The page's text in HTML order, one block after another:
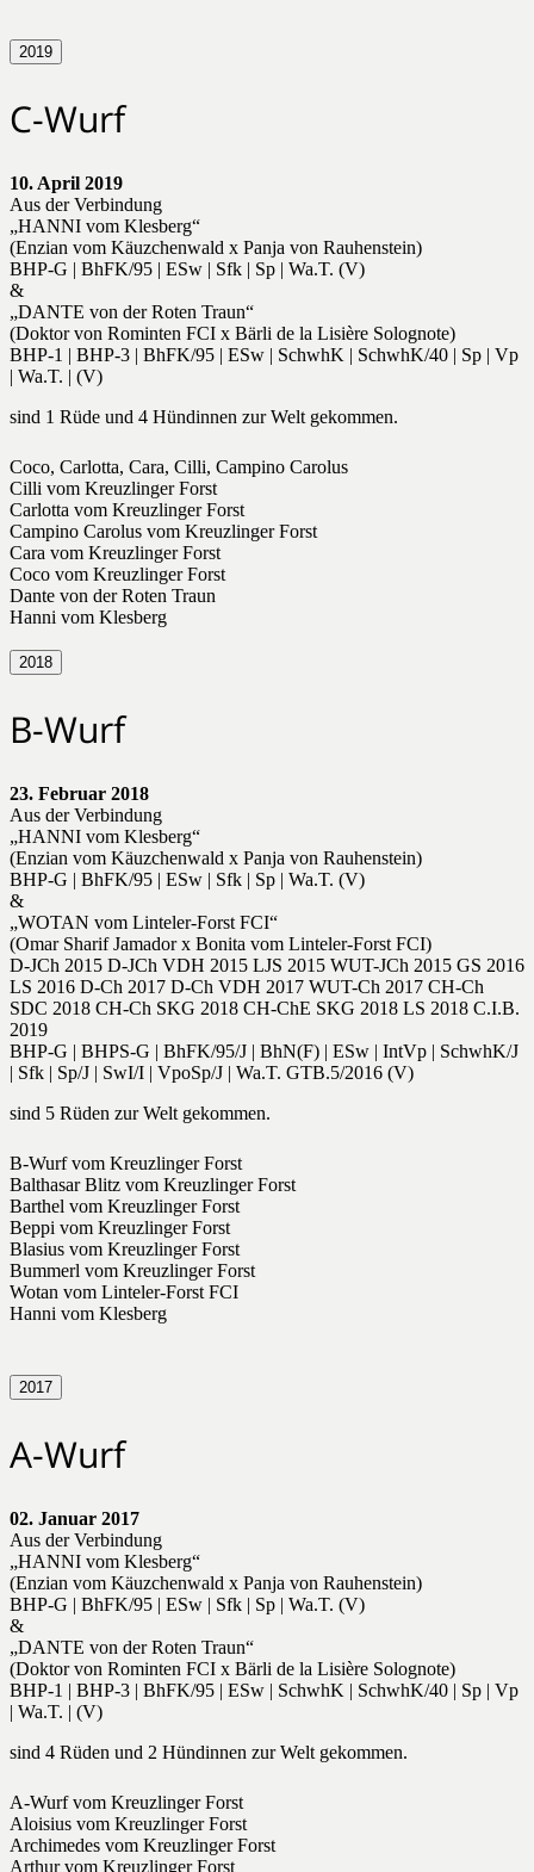
2019
C-Wurf
10. April 2019
Aus der Verbindung
„HANNI vom Klesberg“
(Enzian vom Käuzchenwald x Panja von Rauhenstein)
BHP-G | BhFK/95 | ESw | Sfk | Sp | Wa.T. (V)
&
„DANTE von der Roten Traun“
(Doktor von Rominten FCI x Bärli de la Lisière Solognote)
BHP-1 | BHP-3 | BhFK/95 | ESw | SchwhK | SchwhK/40 | Sp | Vp
| Wa.T. | (V)
sind 1 Rüde und 4 Hündinnen zur Welt gekommen.
Coco, Carlotta, Cara, Cilli, Campino Carolus
Cilli vom Kreuzlinger Forst
Carlotta vom Kreuzlinger Forst
Campino Carolus vom Kreuzlinger Forst
Cara vom Kreuzlinger Forst
Coco vom Kreuzlinger Forst
Dante von der Roten Traun
Hanni vom Klesberg
2018
B-Wurf
23. Februar 2018
Aus der Verbindung
„HANNI vom Klesberg“
(Enzian vom Käuzchenwald x Panja von Rauhenstein)
BHP-G | BhFK/95 | ESw | Sfk | Sp | Wa.T. (V)
&
„WOTAN vom Linteler-Forst FCI“
(Omar Sharif Jamador x Bonita vom Linteler-Forst FCI)
D-JCh 2015 D-JCh VDH 2015 LJS 2015 WUT-JCh 2015 GS 2016
LS 2016 D-Ch 2017 D-Ch VDH 2017 WUT-Ch 2017 CH-Ch
SDC 2018 CH-Ch SKG 2018 CH-ChE SKG 2018 LS 2018 C.I.B.
2019
BHP-G | BHPS-G | BhFK/95/J | BhN(F) | ESw | IntVp | SchwhK/J
| Sfk | Sp/J | SwI/I | VpoSp/J | Wa.T. GTB.5/2016 (V)
sind 5 Rüden zur Welt gekommen.
B-Wurf vom Kreuzlinger Forst
Balthasar Blitz vom Kreuzlinger Forst
Barthel vom Kreuzlinger Forst
Beppi vom Kreuzlinger Forst
Blasius vom Kreuzlinger Forst
Bummerl vom Kreuzlinger Forst
Wotan vom Linteler-Forst FCI
Hanni vom Klesberg
2017
A-Wurf
02. Januar 2017
Aus der Verbindung
„HANNI vom Klesberg“
(Enzian vom Käuzchenwald x Panja von Rauhenstein)
BHP-G | BhFK/95 | ESw | Sfk | Sp | Wa.T. (V)
&
„DANTE von der Roten Traun“
(Doktor von Rominten FCI x Bärli de la Lisière Solognote)
BHP-1 | BHP-3 | BhFK/95 | ESw | SchwhK | SchwhK/40 | Sp | Vp
| Wa.T. | (V)
sind 4 Rüden und 2 Hündinnen zur Welt gekommen.
A-Wurf vom Kreuzlinger Forst
Aloisius vom Kreuzlinger Forst
Archimedes vom Kreuzlinger Forst
Arthur vom Kreuzlinger Forst